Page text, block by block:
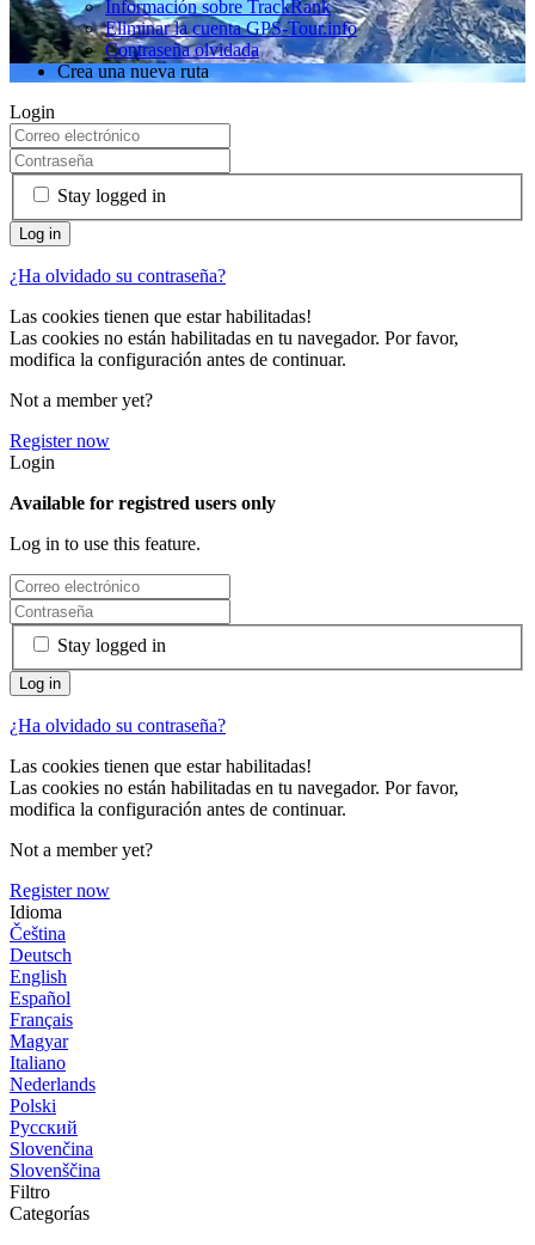
Información sobre TrackRank
Eliminar la cuenta GPS-Tour.info
Contraseña olvidada
Crea una nueva ruta
Login
Stay logged in
¿Ha olvidado su contraseña?
Las cookies tienen que estar habilitadas!
Las cookies no están habilitadas en tu navegador. Por favor,
modifica la configuración antes de continuar.
Not a member yet?
Register now
Login
Available for registred users only
Log in to use this feature.
Stay logged in
¿Ha olvidado su contraseña?
Las cookies tienen que estar habilitadas!
Las cookies no están habilitadas en tu navegador. Por favor,
modifica la configuración antes de continuar.
Not a member yet?
Register now
Idioma
Čeština
Deutsch
English
Español
Français
Magyar
Italiano
Nederlands
Polski
Русский
Slovenčina
Slovenščina
Filtro
Categorías